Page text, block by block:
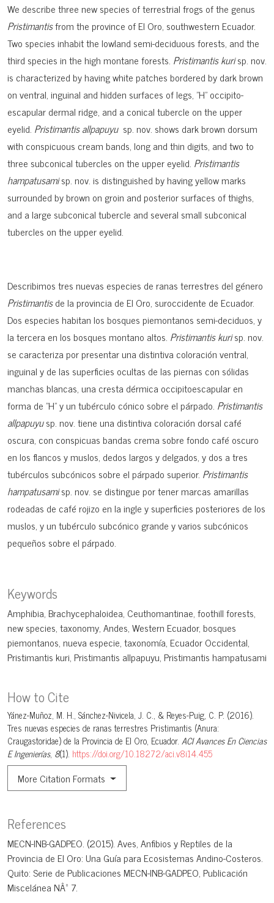
Keywords
Amphibia Brachycephaloidea Ceuthomantinae foothill forests
new species taxonomy Andes Western Ecuador bosques
piemontanos nueva especie taxonomía Ecuador Occidental
Pristimantis kuri Pristimantis allpapuyu Pristimantis hampatusami
How to Cite
Yánez-Muñoz, M. H., Sánchez-Nivicela, J. C., & Reyes-Puig, C. P. (2016).
Tres nuevas especies de ranas terrestres Pristimantis (Anura:
Craugastoridae) de la Provincia de El Oro, Ecuador. ACI Avances En Ciencias
E Ingenierías, 8(1). https://doi.org/10.18272/aci.v8i14.455
More Citation Formats
We describe three new species of terrestrial frogs of the genus
Pristimantisfrom the province of El Oro, southwestern Ecuador.
Two species inhabit the lowland semi-deciduous forests, and the
third species in the high montane forests. Pristimantis kurisp. nov.
is characterized by having white patches bordered by dark brown
on ventral, inguinal and hidden surfaces of legs, "H" occipito-
escapular dermal ridge, and a conical tubercle on the upper
eyelid. Pristimantis allpapuyusp. nov. shows dark brown dorsum
with conspicuous cream bands, long and thin digits, and two to
three subconical tubercles on the upper eyelid. Pristimantis
hampatusamisp. nov. is distinguished by having yellow marks
surrounded by brown on groin and posterior surfaces of thighs,
and a large subconical tubercle and several small subconical
tubercles on the upper eyelid.
Describimos tres nuevas especies de ranas terrestres del género
Pristimantisde la provincia de El Oro, suroccidente de Ecuador.
Dos especies habitan los bosques piemontanos semi-deciduos, y
la tercera en los bosques montano altos. Pristimantis kurisp. nov.
se caracteriza por presentar una distintiva coloración ventral,
inguinal y de las superficies ocultas de las piernas con sólidas
manchas blancas, una cresta dérmica occipitoescapular en
forma de "H" y un tubérculo cónico sobre el párpado. Pristimantis
allpapuyusp. nov. tiene una distintiva coloración dorsal café
oscura, con conspicuas bandas crema sobre fondo café oscuro
en los flancos y muslos, dedos largos y delgados, y dos a tres
tubérculos subcónicos sobre el párpado superior. Pristimantis
hampatusamisp. nov. se distingue por tener marcas amarillas
rodeadas de café rojizo en la ingle y superficies posteriores de los
muslos, y un tubérculo subcónico grande y varios subcónicos
pequeños sobre el párpado.
References
MECN-INB-GADPEO. (2015). Aves, Anfibios y Reptiles de la
Provincia de El Oro: Una Guía para Ecosistemas Andino-Costeros.
Quito: Serie de Publicaciones MECN-INB-GADPEO, Publicación
Miscelánea NÂº 7.